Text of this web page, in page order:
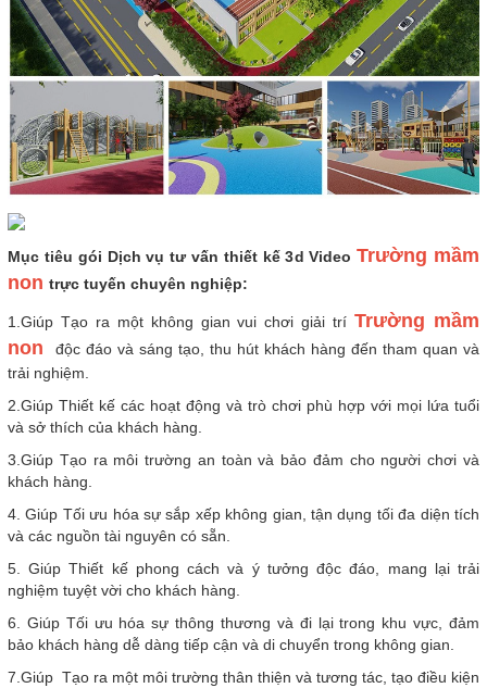
Mục tiêu gói Dịch vụ tư vấn thiết kế 3d VideoTrường mầm
non trực tuyến chuyên nghiệp:
1.Giúp Tạo ra một không gian vui chơi giải tríTrường mầm
non
độc đáo và sáng tạo, thu hút khách hàng đến tham quan và
trải nghiệm.
2.Giúp Thiết kế các hoạt động và trò chơi phù hợp với mọi lứa tuổi
và sở thích của khách hàng.
3.Giúp Tạo ra môi trường an toàn và bảo đảm cho người chơi và
khách hàng.
4. Giúp Tối ưu hóa sự sắp xếp không gian, tận dụng tối đa diện tích
và các nguồn tài nguyên có sẵn.
5. Giúp Thiết kế phong cách và ý tưởng độc đáo, mang lại trải
nghiệm tuyệt vời cho khách hàng.
6. Giúp Tối ưu hóa sự thông thương và đi lại trong khu vực, đảm
bảo khách hàng dễ dàng tiếp cận và di chuyển trong không gian.
7.Giúp Tạo ra một môi trường thân thiện và tương tác, tạo điều kiện